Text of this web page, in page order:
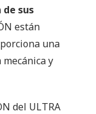
sus
están
una
y
del ULTRA